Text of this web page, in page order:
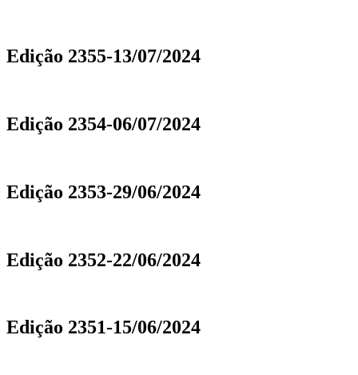
Edição 2355-13/07/2024
Edição 2354-06/07/2024
Edição 2353-29/06/2024
Edição 2352-22/06/2024
Edição 2351-15/06/2024